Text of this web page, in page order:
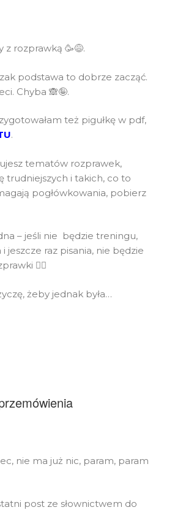
z rozprawką 🥳😅.
podstawa to dobrze zacząć.
Chyba 🙈🤪.
też pigułkę w pdf,
.
tematów rozprawek,
trudniejszych i takich, co to
pogłówkowania, pobierz
– jeśli nie będzie treningu,
i jeszcze raz pisania, nie będzie
🙅‍♀️
żeby jednak była…
nie ma już nic, param, param
post ze słownictwem do